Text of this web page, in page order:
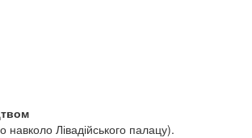
Лівадійського палацу).